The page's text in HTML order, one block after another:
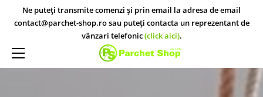
Ne puteți transmite comenzi și prin email la adresa de email
contact@parchet-shop.ro sau puteți contacta un reprezentant de
vânzari telefonic(click aici).
ACASĂ
PARCHET STUDIO
PARCHET STUDIO KRONO ORIGINAL
PARCHET STUDIO EGGER
MAGAZINE
CONTACT